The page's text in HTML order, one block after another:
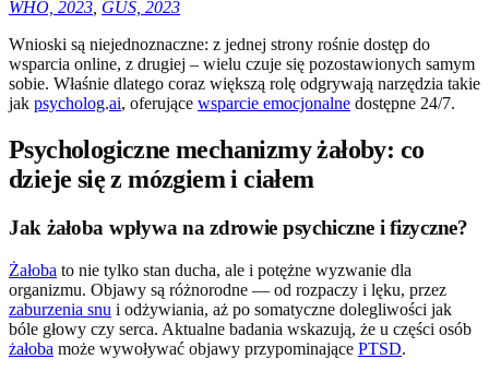
WHO, 2023 GUS, 2023
Wnioski są niejednoznaczne: z jednej strony rośnie dostęp do
wsparcia online, z drugiej – wielu czuje się pozostawionych samym
sobie. Właśnie dlatego coraz większą rolę odgrywają narzędzia takie
jak psycholog.ai, oferujące wsparcie emocjonalne dostępne 24/7.
Psychologiczne mechanizmy żałoby: co
dzieje się z mózgiem i ciałem
Jak żałoba wpływa na zdrowie psychiczne i fizyczne?
Żałoba to nie tylko stan ducha, ale i potężne wyzwanie dla
organizmu. Objawy są różnorodne — od rozpaczy i lęku, przez
zaburzenia snu i odżywiania, aż po somatyczne dolegliwości jak
bóle głowy czy serca. Aktualne badania wskazują, że u części osób
żałoba może wywoływać objawy przypominające PTSD.